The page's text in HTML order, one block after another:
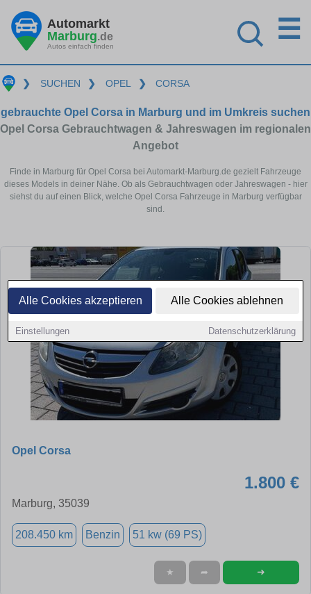
Alle Cookies akzeptieren Alle Cookies ablehnen
Einstellungen Datenschutzerklärung
Automarkt
Marburg.de
Autos einfach finden
☰
❯ SUCHEN ❯ OPEL ❯ CORSA
gebrauchte Opel Corsa in Marburg und im Umkreis suchen
Opel Corsa Gebrauchtwagen & Jahreswagen im regionalen
Angebot
Finde in Marburg für Opel Corsa bei Automarkt-Marburg.de gezielt Fahrzeuge
dieses Models in deiner Nähe. Ob als Gebrauchtwagen oder Jahreswagen - hier
siehst du auf einen Blick, welche Opel Corsa Fahrzeuge in Marburg verfügbar
sind.
Opel Corsa
1.800 €
Marburg, 35039
208.450 km Benzin 51 kw (69 PS)
★ ➦ ➜